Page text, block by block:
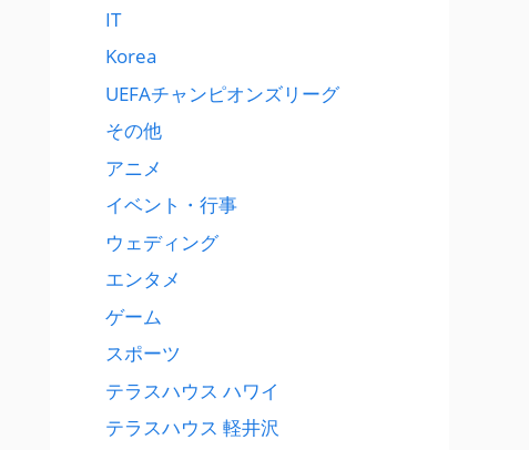
IT
Korea
UEFAチャンピオンズリーグ
その他
アニメ
イベント・行事
ウェディング
エンタメ
ゲーム
スポーツ
テラスハウス ハワイ
テラスハウス 軽井沢